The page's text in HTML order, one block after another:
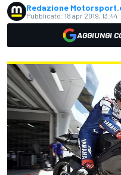
Redazione
Pubblicato: 18 apr 2019, 13:44
AGGIUNGI